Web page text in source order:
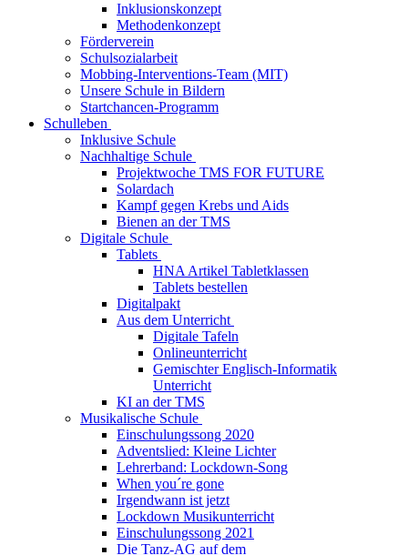
Inklusionskonzept
Methodenkonzept
Förderverein
Schulsozialarbeit
Mobbing-Interventions-Team (MIT)
Unsere Schule in Bildern
Startchancen-Programm
Schulleben
Inklusive Schule
Nachhaltige Schule
Projektwoche TMS FOR FUTURE
Solardach
Kampf gegen Krebs und Aids
Bienen an der TMS
Digitale Schule
Tablets
HNA Artikel Tabletklassen
Tablets bestellen
Digitalpakt
Aus dem Unterricht
Digitale Tafeln
Onlineunterricht
Gemischter Englisch-Informatik
Unterricht
KI an der TMS
Musikalische Schule
Einschulungssong 2020
Adventslied: Kleine Lichter
Lehrerband: Lockdown-Song
When you´re gone
Irgendwann ist jetzt
Lockdown Musikunterricht
Einschulungssong 2021
Die Tanz-AG auf dem